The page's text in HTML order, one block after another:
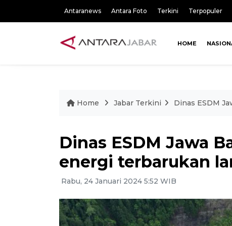
Antaranews Antara Foto Terkini Terpopuler
HOME
Home Jabar Terkini Dinas ESDM
Dinas ESDM Jawa
energi terbarukan
Rabu, 24 Januari 2024 5:52 WIB